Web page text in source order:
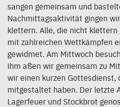
sangen gemeinsam und
Nachmittagsaktivität gingen
klettern. Alle, die nicht klettern
mit zahlreichen Wettkämpfen
gewidmet. Am Mittwoch
ihm aßen wir gemeinsam zu
wir einen kurzen Gottesdienst,
mitgestaltet haben. Der letzte
Lagerfeuer und Stockbrot